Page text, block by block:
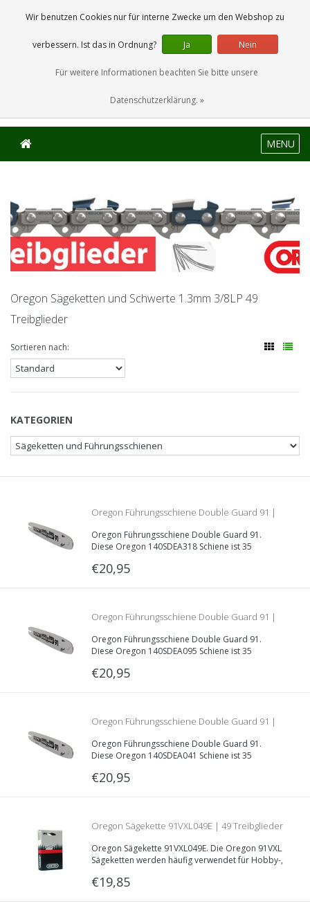
0 Artikel
MENU
Oregon Sägeketten und Schwerte 1.3mm 3/8LP 49
Treibglieder
Sortieren nach:
KATEGORIEN
Oregon Führungsschiene Double Guard 91 |
140SDEA318 | 35cm | 1.3mm | 3/8LP
Oregon Führungsschiene Double Guard 91.
Diese Oregon 140SDEA318 Schiene ist 35
1.3mm. Geeignet in Kombination mit der Oregon
€20,95
Oregon Führungsschiene Double Guard 91 |
140SDEA095 | 35cm | 1.3mm | 3/8LP
Oregon Führungsschiene Double Guard 91.
Diese Oregon 140SDEA095 Schiene ist 35
1.3mm. Geeignet in Kombination mit der Oregon
€20,95
Oregon Führungsschiene Double Guard 91 |
140SDEA041 | 35cm | 1.3mm | 3/8LP
Oregon Führungsschiene Double Guard 91.
Diese Oregon 140SDEA041 Schiene ist 35
1.3mm. Geeignet in Kombination mit der Oregon
€20,95
Oregon Sägekette 91VXL049E | 49 Treibglieder
| 1.3mm | 3/8LP
Oregon Sägekette 91VXL049E. Die Oregon 91VXL
Sägeketten werden häufig verwendet für Hobby-,
Treibglieddecke 1.3mm
€19,85
Wir benutzen Cookies nur für interne Zwecke um den Webshop zu
verbessern. Ist das in Ordnung? Ja Nein
Für weitere Informationen beachten Sie bitte unsere
Datenschutzerklärung. »